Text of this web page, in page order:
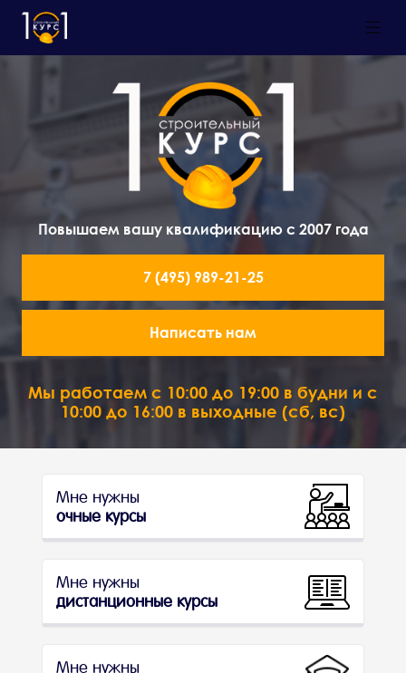
Повышаем вашу квалификацию с 2007 года
7 (495) 989-21-25
Написать нам
Мы работаем с 10:00 до 19:00 в будни и с
10:00 до 16:00 в выходные (сб, вс)
Мне нужны
очные курсы
Мне нужны
дистанционные курсы
Мне нужны